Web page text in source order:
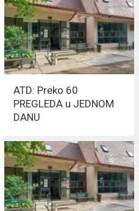
ATD: Preko 60
PREGLEDA u JEDNOM
DANU